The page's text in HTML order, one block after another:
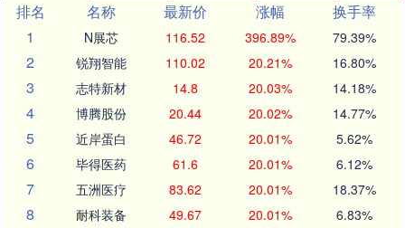
排名
名称 最新价 涨幅
换手率
1
N展芯 116.52 396.89% 79.39%
2 锐翔智能 110.02 20.21% 16.80%
3 志特新材 14.8 20.03% 14.18%
4 博腾股份 20.44 20.02% 14.77%
5 近岸蛋白 46.72 20.01% 5.62%
6 毕得医药 61.6 20.01% 6.12%
7 五洲医疗 83.62 20.01% 18.37%
8 耐科装备 49.67 20.01% 6.83%